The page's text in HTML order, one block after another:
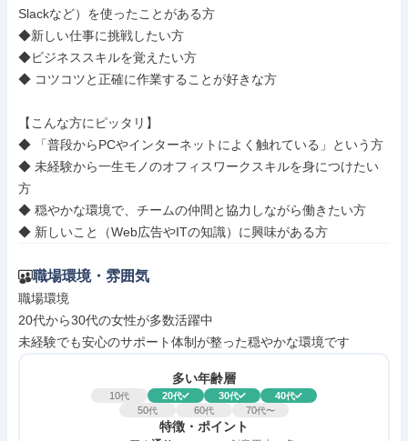
Slackなど）を使ったことがある方
◆新しい仕事に挑戦したい方
◆ビジネススキルを覚えたい方
◆ コツコツと正確に作業することが好きな方
【こんな方にピッタリ】
◆ 「普段からPCやインターネットによく触れている」という方
◆ 未経験から一生モノのオフィスワークスキルを身につけたい
方
◆ 穏やかな環境で、チームの仲間と協力しながら働きたい方
◆ 新しいこと（Web広告やITの知識）に興味がある方
職場環境・雰囲気
職場環境
20代から30代の女性が多数活躍中
未経験でも安心のサポート体制が整った穏やかな環境です
多い年齢層
10代 20代 30代 40代
50代 60代 70代〜
特徴・ポイント